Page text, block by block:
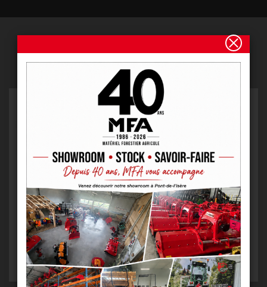
PROPOSONS AUSSI
CHOOKER D’ACCROCHAGE
GB8 POUR CHAÎNE Ø8M...
À partir de9,20 € HT
VOIR LE PRODUIT
CROCHET D’ACCROCHAGE
SANS RACCOURCI KC P...
À partir de33,60 € HT
VOIR LE PRODUIT